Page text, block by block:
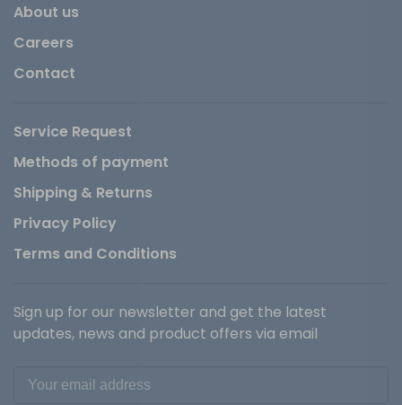
About us
Careers
Contact
Service Request
Methods of payment
Shipping & Returns
Privacy Policy
Terms and Conditions
Sign up for our newsletter and get the latest
updates, news and product offers via email